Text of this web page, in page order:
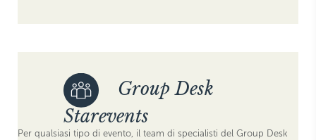
Group Desk
Starevents
Per qualsiasi tipo di evento, il team di specialisti del Group Desk